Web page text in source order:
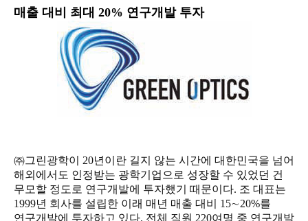
매출 대비 최대 20% 연구개발 투자
㈜그린광학이 20년이란 길지 않는 시간에 대한민국을 넘어
해외에서도 인정받는 광학기업으로 성장할 수 있었던 건
무모할 정도로 연구개발에 투자했기 때문이다. 조 대표는
1999년 회사를 설립한 이래 매년 매출 대비 15∼20%를
연구개발에 투자하고 있다. 전체 직원 220여명 중 연구개발